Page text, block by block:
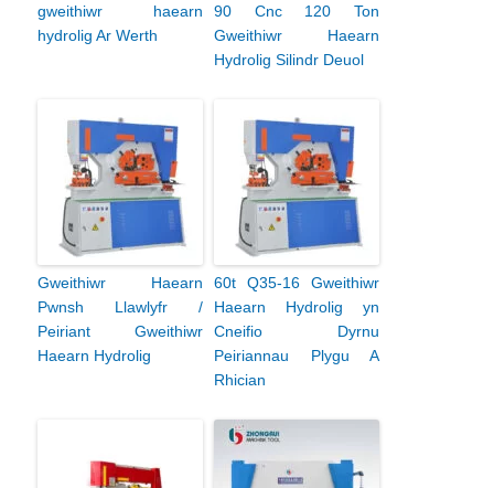
gweithiwr haearn
hydrolig Ar Werth
90 Cnc 120 Ton
Gweithiwr Haearn
Hydrolig Silindr Deuol
Gweithiwr Haearn
Pwnsh Llawlyfr /
Peiriant Gweithiwr
Haearn Hydrolig
60t Q35-16 Gweithiwr
Haearn Hydrolig yn
Cneifio Dyrnu
Peiriannau Plygu A
Rhician